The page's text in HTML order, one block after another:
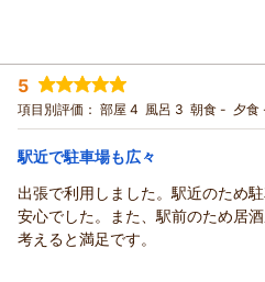
建物の年季につきましては率直
りがとうございます。快適にお
し、安心いたしました。テレビの
の設備改善の参考とさせていただ
また、チェックイン時のスタッフ
ビスについてお褒めのお言葉を頂
スタッフにとりまして何よりの励
設も多く、便利にご利用いただけ
滞在中にご不便がなかったとのこ
朝食につきまして「美味しかった
ざいます。今後もご満足いただ
投稿者： たかちゃんさん(男性/20代)
宿泊プラン： じゃらん限定【デラックス
ト10％★＆朝食バイキング付でお得に滞
宿泊価格帯： 10,001～11,000円(大人一
この度は、市原マリンホテルをご
います。
お褒めの言葉を頂きまして、スタ
5
項目別評価： 部屋 4 風呂 3 朝食 - 夕食
駅近で駐車場も広々
出張で利用しました。駅近のため
安心でした。また、駅前のため居
考えると満足です。